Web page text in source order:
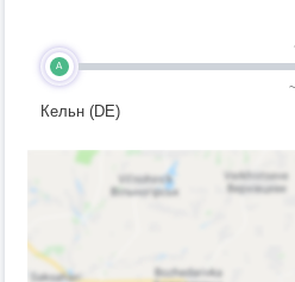
A
Кельн (DE)